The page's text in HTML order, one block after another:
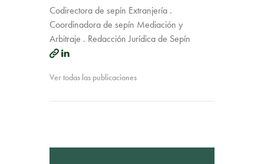
Codirectora de sepín Extranjería .
Coordinadora de sepín Mediación y
Arbitraje . Redacción Jurídica de Sepín
Ver todas las publicaciones